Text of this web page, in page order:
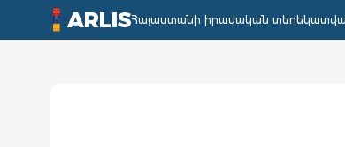
ARLISՀայաստանի իրավական